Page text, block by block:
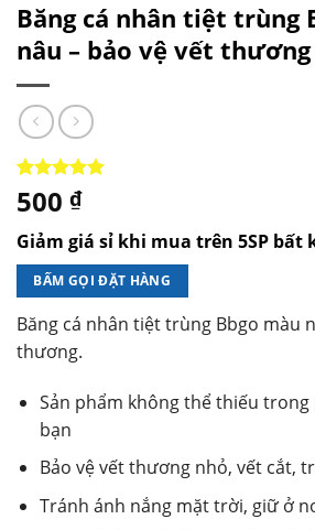
Băng cá nhân tiệt trùng
nâu – bảo vệ vết thương
5.00trên 5
dựa trên
1
500 ₫
Giảm giá sỉ khi mua trên 5SP bất
BẤM GỌI ĐẶT HÀNG
Băng cá nhân tiệt trùng Bbgo màu
thương.
Sản phẩm không thể thiếu trong
bạn
Bảo vệ vết thương nhỏ, vết cắt,
Tránh ánh nắng mặt trời, giữ ở